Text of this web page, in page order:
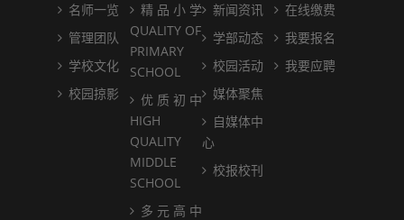
名师一览
管理团队
学校文化
校园掠影
精 品 小 学
QUALITY OF
PRIMARY
SCHOOL
优 质 初 中
HIGH
QUALITY
MIDDLE
SCHOOL
多 元 高 中
新闻资讯
学部动态
校园活动
媒体聚焦
自媒体中
心
校报校刊
在线缴费
我要报名
我要应聘